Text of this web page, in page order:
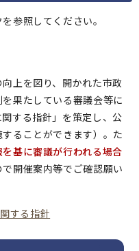
参照してください。
上を図り、開かれた市政
果たしている審議会等に
する指針」を策定し、公
ることができます）。た
基に審議が行われる場合
で開催案内等でご確認願い
する指針